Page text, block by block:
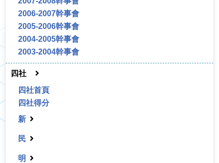
2006-2007幹事會
2005-2006幹事會
2004-2005幹事會
2003-2004幹事會
四社
四社首頁
四社得分
新
民
明